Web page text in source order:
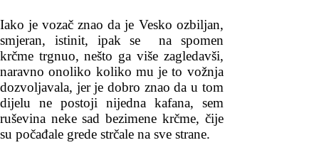
Iako je vozač znao da je Vesko ozbiljan,
smjeran, istinit, ipak se na spomen
krčme trgnuo, nešto ga više zagledavši,
naravno onoliko koliko mu je to vožnja
dozvoljavala, jer je dobro znao da u tom
dijelu ne postoji nijedna kafana, sem
ruševina neke sad bezimene krčme, čije
su počađale grede strčale na sve strane.